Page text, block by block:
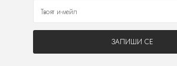
ЗАПИШИ СЕ